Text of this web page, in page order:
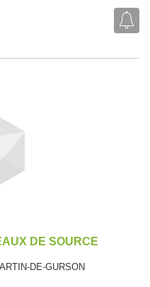
DE SOURCE
DE-GURSON